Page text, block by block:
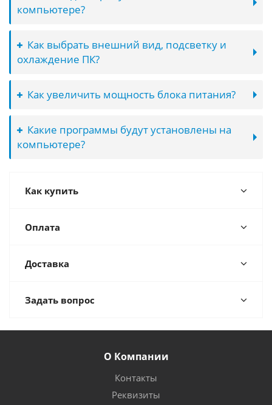
компьютере?
Как выбрать внешний вид, подсветку и
охлаждение ПК?
Как увеличить мощность блока питания?
Какие программы будут установлены на
компьютере?
Как купить
Оплата
Доставка
Задать вопрос
О Компании
Контакты
Реквизиты